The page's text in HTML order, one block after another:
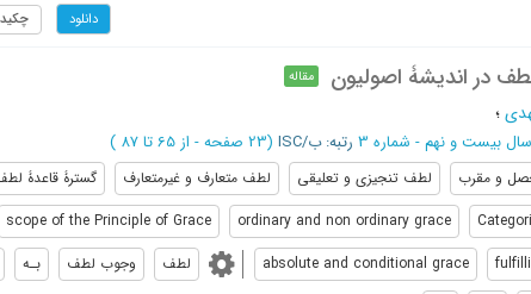
دانلود
در اندیشۀ اصولیون مقاله
؛
رتبه: ب/ISC (‎23 صفحه - از 65 تا 87 )
و مقرب لطف تنجیزی و تعلیقی لطف متعارف و غیرمتعارف گسترۀ قاعدۀ
ordinary and non ordinary grace
scope of the Principle of Grace
absolute and conditional grace لطف وجوب لطف بـه